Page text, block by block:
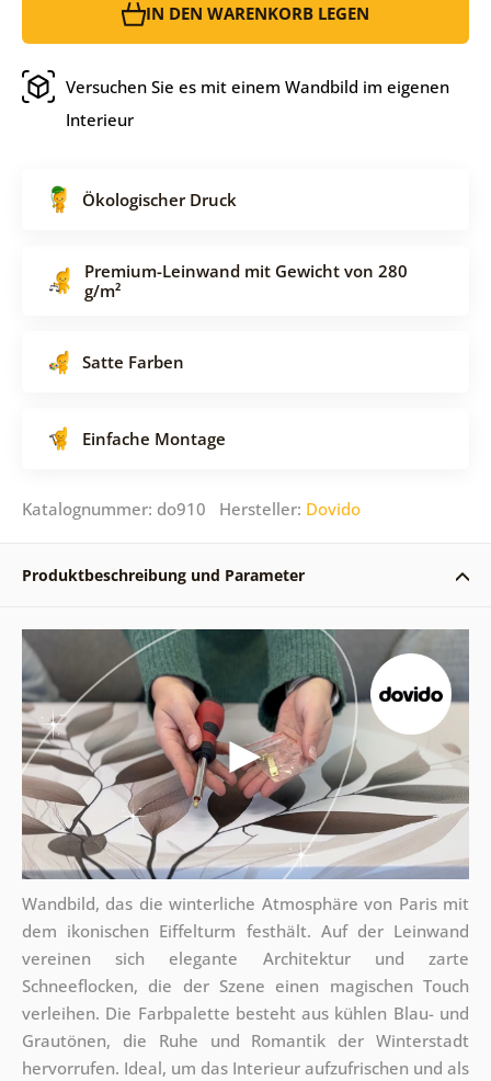
IN DEN WARENKORB LEGEN
Versuchen Sie es mit einem Wandbild im eigenen
Interieur
Ökologischer Druck
Premium-Leinwand mit Gewicht von 280
g/m²
Satte Farben
Einfache Montage
Katalognummer: do910 Hersteller: Dovido
Produktbeschreibung und Parameter
Wandbild, das die winterliche Atmosphäre von Paris mit
dem ikonischen Eiffelturm festhält. Auf der Leinwand
vereinen sich elegante Architektur und zarte
Schneeflocken, die der Szene einen magischen Touch
verleihen. Die Farbpalette besteht aus kühlen Blau- und
Grautönen, die Ruhe und Romantik der Winterstadt
hervorrufen. Ideal, um das Interieur aufzufrischen und als